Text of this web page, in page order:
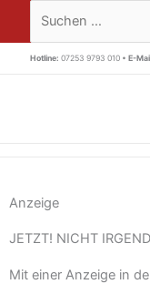
springen
Suchen …
Hotline: 07253 9793 010 • E-
Anzeige
JETZT! NICHT
Mit einer Anzeige in